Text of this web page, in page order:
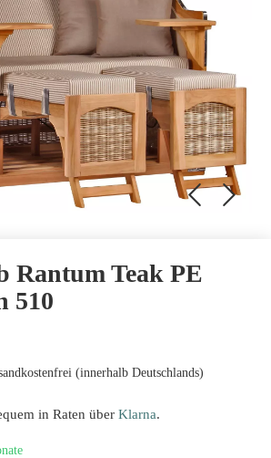
Rantum Teak PE
510
(innerhalb Deutschlands)
in Raten über Klarna.